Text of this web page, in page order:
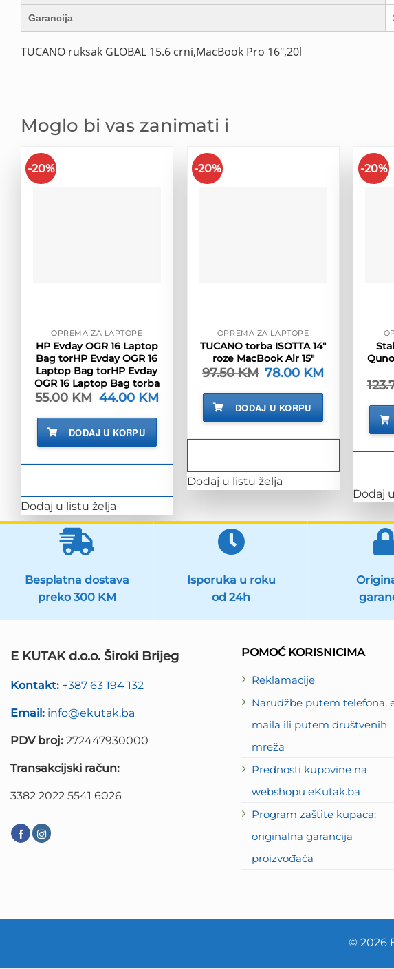
Garancija
TUCANO ruksak GLOBAL 15.6 crni,MacBook Pro 16″,20l
Moglo bi vas zanimati i
-20%
OPREMA ZA LAPTOPE
HP Evday OGR 16 Laptop
Bag torHP Evday OGR 16
Laptop Bag torHP Evday
OGR 16 Laptop Bag torba
55.00KM Izvorna
cijena
bila
55.00 KM.
44.00 KM Trenutna
44.00 KM.
DODAJ U KORPU
Dodaj u listu želja
-20%
OPREMA ZA LAPTOPE
TUCANO torba ISOTTA 14″
roze MacBook Air 15″
97.50KM Izvorna
cijena
bila
97.50 KM.
78.00 KM
DODAJ U KORPU
Dodaj u listu želja
-20%
Dodaj
Besplatna dostava
preko 300 KM
Isporuka u roku
od 24h
E KUTAK d.o.o. Široki Brijeg
Kontakt: +387 63 194 132
Email: info@ekutak.ba
PDV broj: 272447930000
Transakcijski račun:
3382 2022 5541 6026
POMOĆ KORISNICIMA
Reklamacije
Narudžbe putem telefona,
maila ili putem društvenih
mreža
Prednosti kupovine na
webshopu eKutak.ba
Program zaštite kupaca:
originalna garancija
proizvođača
© 2026